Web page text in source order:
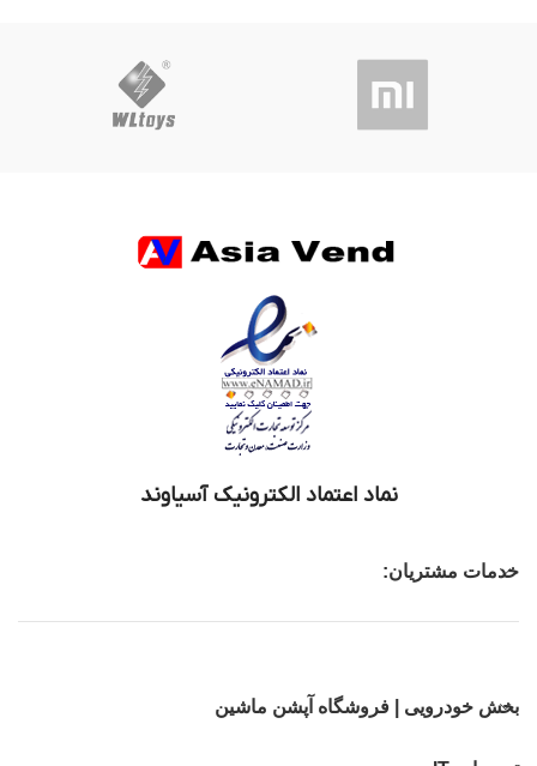
نماد اعتماد الکترونیک آسیاوند
خدمات مشتریان:
بخش خودرویی | فروشگاه آپشن ماشین